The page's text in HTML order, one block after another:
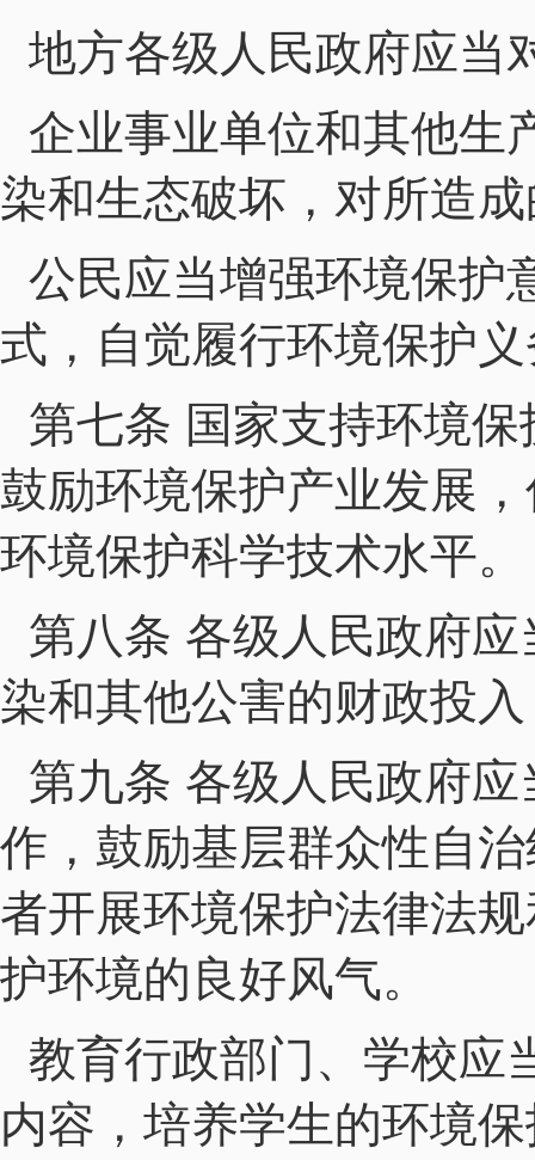
地方各级人民政府应当
企业事业单位和其他生
染和生态破坏，对所造
公民应当增强环境保护
式，自觉履行环境保护
第七条 国家支持环境
鼓励环境保护产业发展
环境保护科学技术水平。
第八条 各级人民政府
染和其他公害的财政投
第九条 各级人民政府
作，鼓励基层群众性自
者开展环境保护法律法
护环境的良好风气。
教育行政部门、学校应
内容，培养学生的环境